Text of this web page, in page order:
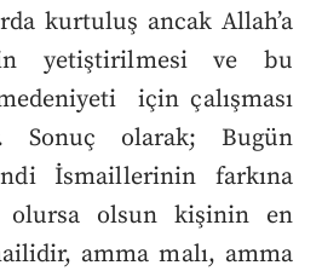
kurtuluş ancak Allah’a
yetiştirilmesi ve bu
için çalışması
Sonuç olarak; Bugün
İsmaillerinin farkına
olursa olsun kişinin en
amma malı, amma